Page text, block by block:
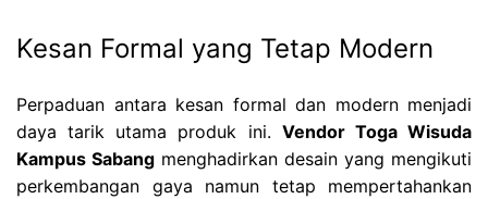
Kesan Formal yang Tetap Modern
Perpaduan antara kesan formal dan modern menjadi
daya tarik utama produk ini. VendorToga Wisuda
Kampus Sabang menghadirkan desain yang mengikuti
perkembangan gaya namun tetap mempertahankan